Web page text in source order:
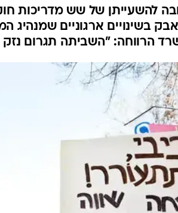
להשעייתן של שש מדריכות
בשינויים ארגוניים שמנהיג
הרווחה: "השביתה תגרום נזק